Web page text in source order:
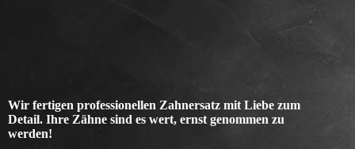
Wir fertigen professionellen Zahnersatz mit Liebe zum
Detail. Ihre Zähne sind es wert, ernst genommen zu
werden!